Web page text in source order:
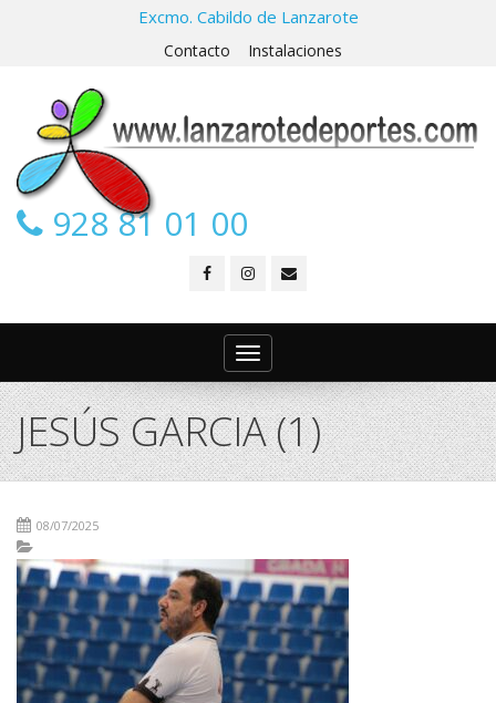
Excmo. Cabildo de Lanzarote
Contacto Instalaciones
928 81 01 00
Toggle
navigation
JESÚS GARCIA (1)
08/07/2025